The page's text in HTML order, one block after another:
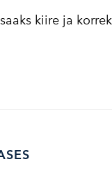
kiire ja